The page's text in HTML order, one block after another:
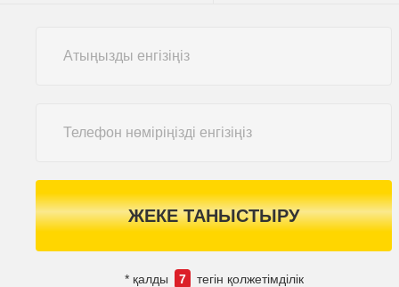
ЖЕКЕ ТАНЫСТЫРУ
* қалды 7 тегін қолжетімділік